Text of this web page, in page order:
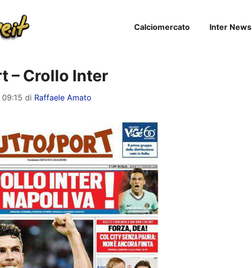
Calciomercato Inter News
– Crollo Inter
di Raffaele Amato